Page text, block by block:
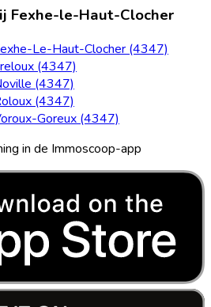
Fexhe-le-Haut-Clocher
Le-Haut-Clocher (4347)
(4347)
(4347)
(4347)
Goreux (4347)
in de Immoscoop-app